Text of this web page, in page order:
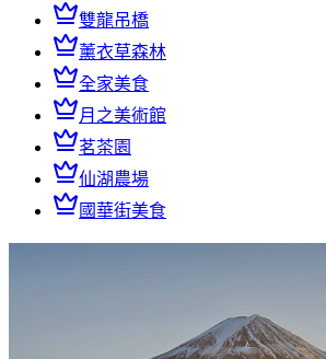
雙龍吊橋
薰衣草森林
全家美食
月之美術館
茗茶園
仙湖農場
國華街美食